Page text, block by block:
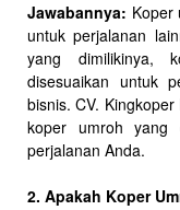
Jawabannya: Koper
untuk perjalanan
yang dimilikinya,
disesuaikan untuk
bisnis. CV.
koper umroh yang
perjalanan Anda.
2. Apakah Koper